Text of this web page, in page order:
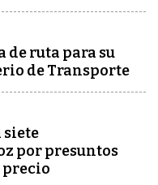
de ruta para su
de Transporte
siete
por presuntos
precio